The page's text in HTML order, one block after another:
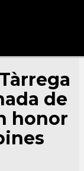
de
honor